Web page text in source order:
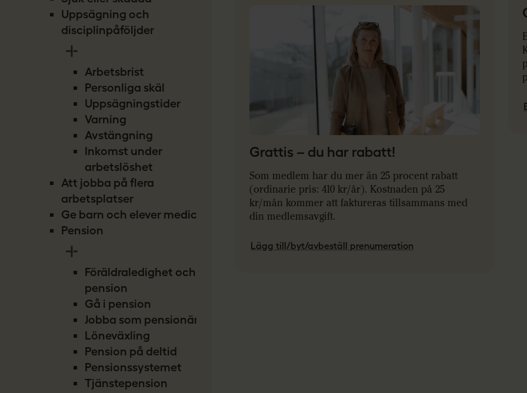
Uppsägning och
disciplinpåföljder
Arbetsbrist
Personliga skäl
Uppsägningstider
Varning
Avstängning
Inkomst under
arbetslöshet
Att jobba på flera
arbetsplatser
Ge barn och elever medicin
Pension
Föräldraledighet och
pension
Gå i pension
Jobba som pensionär
Löneväxling
Pension på deltid
Pensionssystemet
Tjänstepension
Grattis – du har rabatt!
Som medlem har du mer än 25 procent rabatt
(ordinarie pris: 410 kr/år). Kostnaden på 25
kr/mån kommer att faktureras tillsammans med
din medlemsavgift.
Lägg till/byt/avbeställ prenumeration